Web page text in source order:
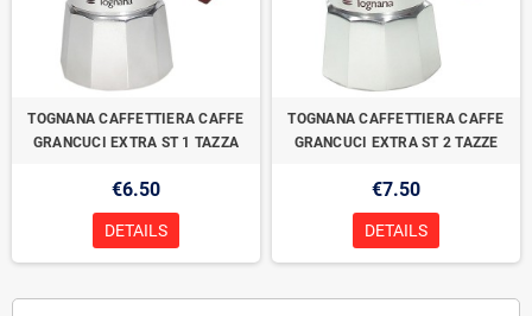
TOGNANA CAFFETTIERA CAFFE
GRANCUCI EXTRA ST 1 TAZZA
€6.50
DETAILS
TOGNANA CAFFETTIERA CAFFE
GRANCUCI EXTRA ST 2 TAZZE
€7.50
DETAILS